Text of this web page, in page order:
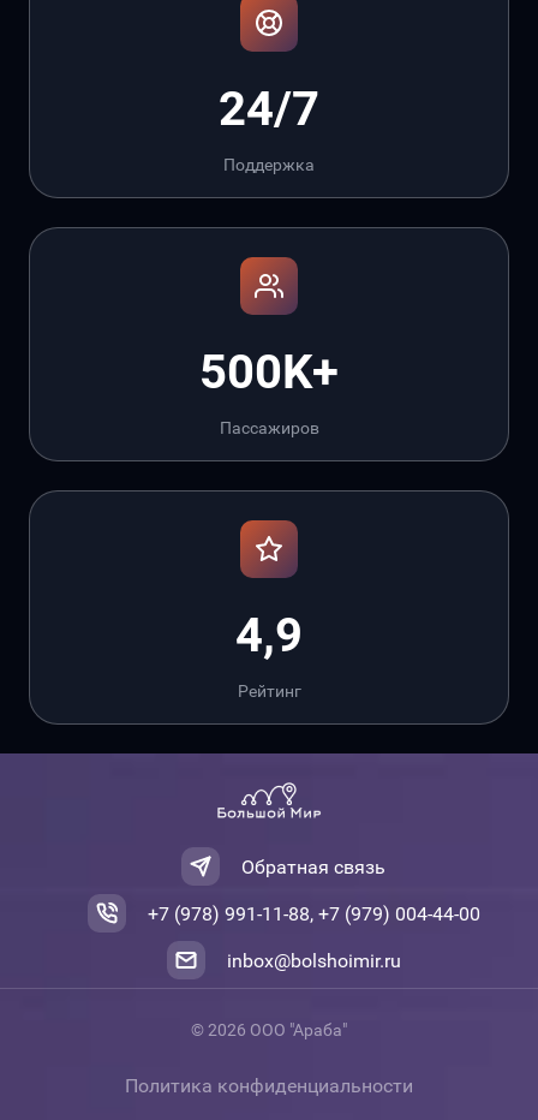
24/7
Поддержка
500K+
Пассажиров
4,9
Рейтинг
Обратная связь
+7 (978) 991-11-88, +7 (979) 004-44-00
inbox@bolshoimir.ru
© 2026 ООО "Араба"
Политика конфиденциальности